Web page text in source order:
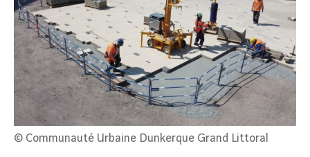
© Communauté Urbaine Dunkerque Grand Littoral